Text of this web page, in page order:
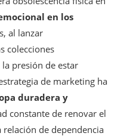
en los
al lanzar
colecciones
presión de estar
de marketing ha
duradera y
constante de renovar el
de dependencia